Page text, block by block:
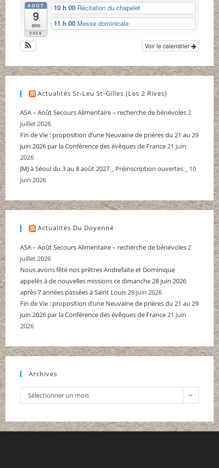
AOÛT
9
dim
2026
10 h 00 Récitation du chapelet
11 h 00 Messe dominicale
Voir le calendrier
Actualités St-Leu St-Gilles (Les 2 Rives)
ASA – Août Secours Alimentaire – recherche de bénévoles2
juillet 2026
Fin de Vie : proposition d’une Neuvaine de prières du 21 au 29
juin 2026 par la Conférence des évêques de France21 juin
2026
JMJ à Séoul du 3 au 8 août 2027 _ Préinscription ouvertes _
10
juin 2026
Actualités Du Doyenné
ASA – Août Secours Alimentaire – recherche de bénévoles 2
juillet 2026
Nous avons fêté nos prêtres Andrefaite et Dominique
appelés à de nouvelles missions ce dimanche 28 juin 2026
après 7 années passées à Saint Louis 28 juin 2026
Fin de Vie : proposition d’une Neuvaine de prières du 21 au 29
juin 2026 par la Conférence des évêques de France 21 juin
2026
Archives
Archives
Sélectionner un mois